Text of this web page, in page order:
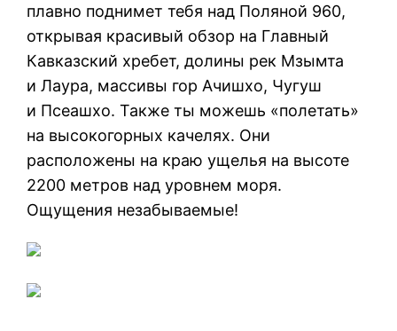
плавно поднимет тебя над Поляной 960,
открывая красивый обзор на Главный
Кавказский хребет, долины рек Мзымта
и Лаура, массивы гор Ачишхо, Чугуш
и Псеашхо. Также ты можешь «полетать»
на высокогорных качелях. Они
расположены на краю ущелья на высоте
2200 метров над уровнем моря.
Ощущения незабываемые!